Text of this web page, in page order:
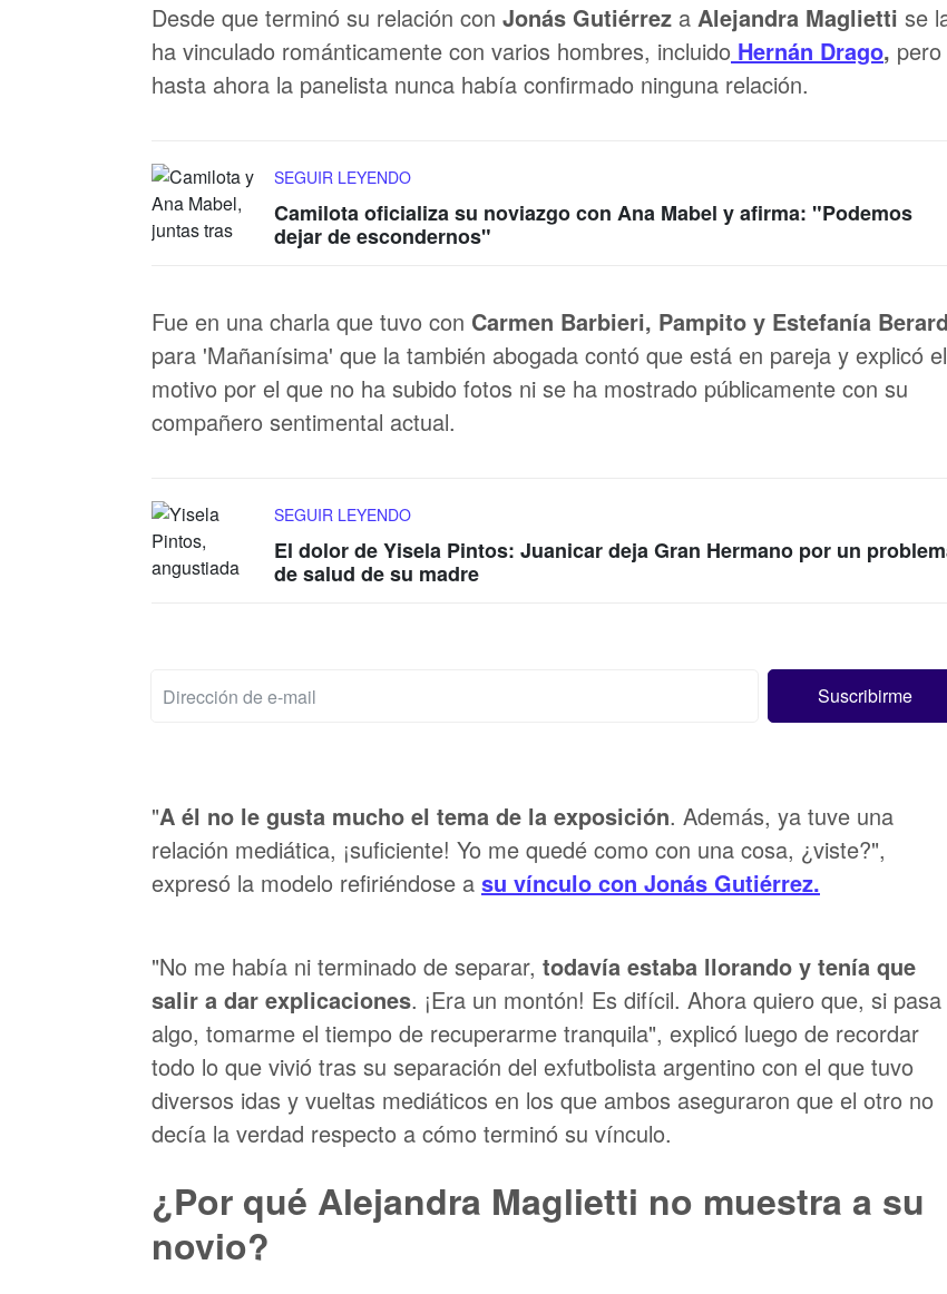
Desde que terminó su relación con Jonás Gutiérrez a Alejandra Maglietti se
ha vinculado románticamente con varios hombres, incluido Hernán Drago, pero
hasta ahora la panelista nunca había confirmado ninguna relación.
SEGUIR LEYENDO
Camilota oficializa su noviazgo con Ana Mabel y afirma: "Podemos
dejar de escondernos"
Fue en una charla que tuvo con Carmen Barbieri, Pampito y Estefanía
para 'Mañanísima' que la también abogada contó que está en pareja y explicó el
motivo por el que no ha subido fotos ni se ha mostrado públicamente con su
compañero sentimental actual.
SEGUIR LEYENDO
El dolor de Yisela Pintos: Juanicar deja Gran Hermano por un
de salud de su madre
"A él no le gusta mucho el tema de la exposición. Además, ya tuve una
relación mediática, ¡suficiente! Yo me quedé como con una cosa, ¿viste?",
expresó la modelo refiriéndose a su vínculo con Jonás Gutiérrez.
"No me había ni terminado de separar, todavía estaba llorando y tenía que
salir a dar explicaciones. ¡Era un montón! Es difícil. Ahora quiero que, si pasa
algo, tomarme el tiempo de recuperarme tranquila", explicó luego de recordar
todo lo que vivió tras su separación del exfutbolista argentino con el que tuvo
diversos idas y vueltas mediáticos en los que ambos aseguraron que el otro no
decía la verdad respecto a cómo terminó su vínculo.
¿Por qué Alejandra Maglietti no muestra a su
novio?